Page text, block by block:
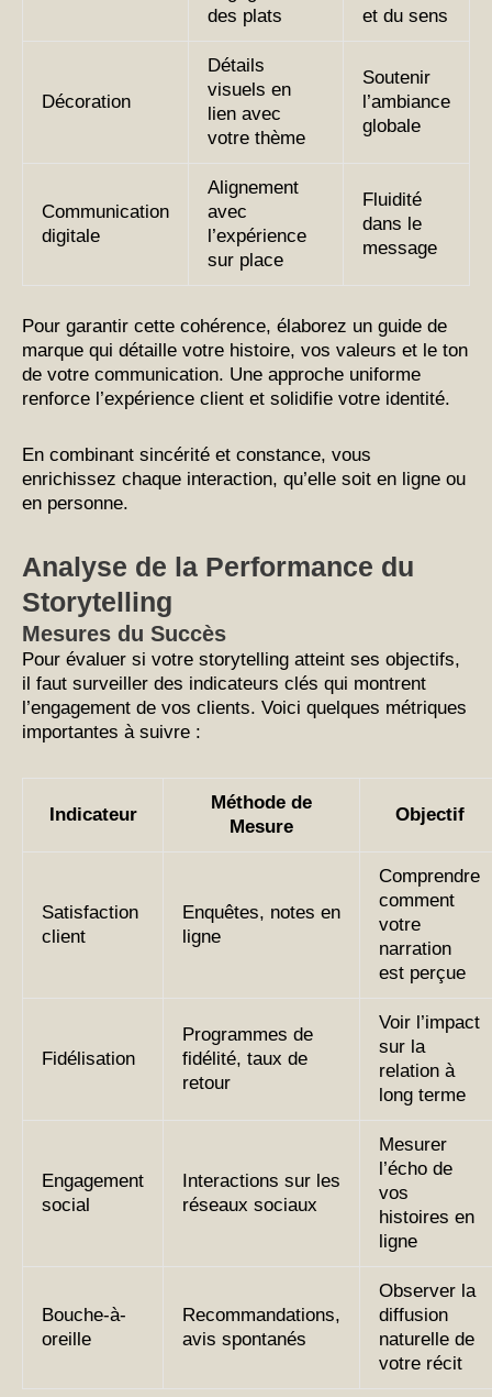
des plats
et du sens
Décoration
Détails
visuels en
lien avec
votre thème
Soutenir
l’ambiance
globale
Communication
digitale
Alignement
avec
l’expérience
sur place
Fluidité
dans le
message
Pour garantir cette cohérence, élaborez un guide de
marque qui détaille votre histoire, vos valeurs et le ton
de votre communication. Une approche uniforme
renforce l’expérience client et solidifie votre identité.
En combinant sincérité et constance, vous
enrichissez chaque interaction, qu’elle soit en ligne ou
en personne.
Analyse de la Performance du
Storytelling
Mesures du Succès
Pour évaluer si votre storytelling atteint ses objectifs,
il faut surveiller des indicateurs clés qui montrent
l’engagement de vos clients. Voici quelques métriques
importantes à suivre :
Indicateur
Méthode de
Mesure
Objectif
Satisfaction
client
Enquêtes, notes en
ligne
Comprendre
comment
votre
narration
est perçue
Fidélisation
Programmes de
fidélité, taux de
retour
Voir l’impact
sur la
relation à
long terme
Engagement
social
Interactions sur les
réseaux sociaux
Mesurer
l’écho de
vos
histoires en
ligne
Bouche-à-
oreille
Recommandations,
avis spontanés
Observer la
diffusion
naturelle de
votre récit